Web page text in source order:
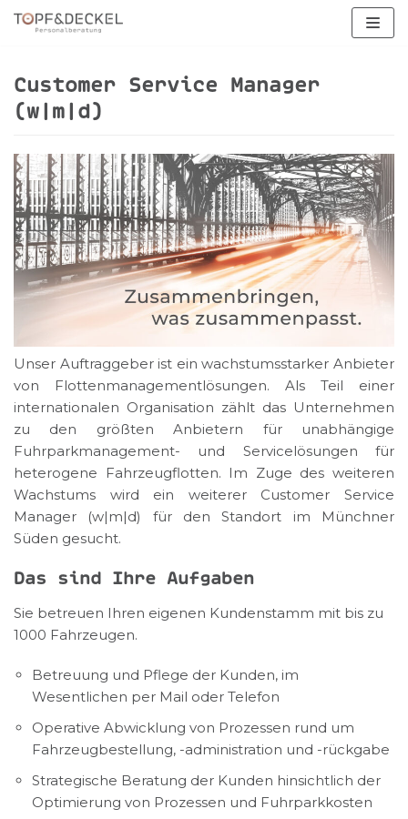
Zum
Customer Service Manager
(w|m|d)
Unser Auftraggeber ist ein wachstumsstarker Anbieter
von Flottenmanagementlösungen. Als Teil einer
internationalen Organisation zählt das Unternehmen
zu den größten Anbietern für unabhängige
Fuhrparkmanagement- und Servicelösungen für
heterogene Fahrzeugflotten. Im Zuge des weiteren
Wachstums wird ein weiterer Customer Service
Manager (w|m|d) für den Standort im Münchner
Süden gesucht.
Das sind Ihre Aufgaben
Sie betreuen Ihren eigenen Kundenstamm mit bis zu
1000 Fahrzeugen.
Betreuung und Pflege der Kunden, im
Wesentlichen per Mail oder Telefon
Operative Abwicklung von Prozessen rund um
Fahrzeugbestellung, -administration und -rückgabe
Strategische Beratung der Kunden hinsichtlich der
Optimierung von Prozessen und Fuhrparkkosten